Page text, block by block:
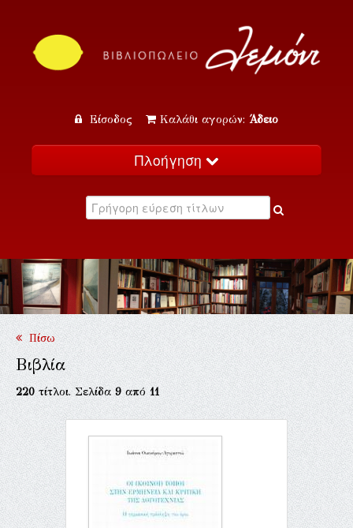
Είσοδος Καλάθι αγορών: Άδειο
Πλοήγηση
Κατάλογος
Εκδηλώσεις
Επικοινωνία
Πίσω
Βιβλία
220τίτλοι. Σελίδα9από11